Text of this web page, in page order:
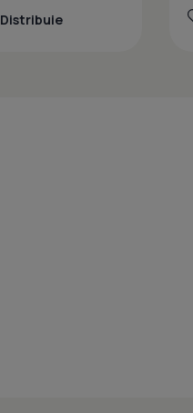
Distribuie